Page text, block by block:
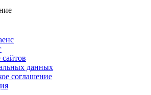
данных
соглашение